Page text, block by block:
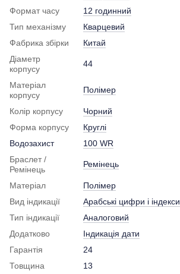
Формат часу
12 годинний
Тип механізму
Кварцевий
Фабрика збірки
Китай
Діаметр
корпусу
44
Матеріал
корпусу
Полімер
Колір корпусу
Чорний
Форма корпусу
Круглі
Водозахист
100 WR
Браслет /
Ремінець
Ремінець
Матеріал
Полімер
Вид індикації
Арабські цифри і індекси
Тип індикації
Аналоговий
Додатково
Індикація дати
Гарантія
24
Товщина
13